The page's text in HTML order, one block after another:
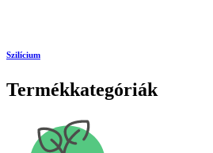
Szilícium
Termékkategóriák